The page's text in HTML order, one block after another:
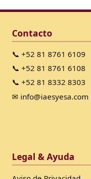
Contacto
📞 +52 81 8761 6109
📞 +52 81 8761 6108
📞 +52 81 8332 8303
✉ info@iaesyesa.com
Legal & Ayuda